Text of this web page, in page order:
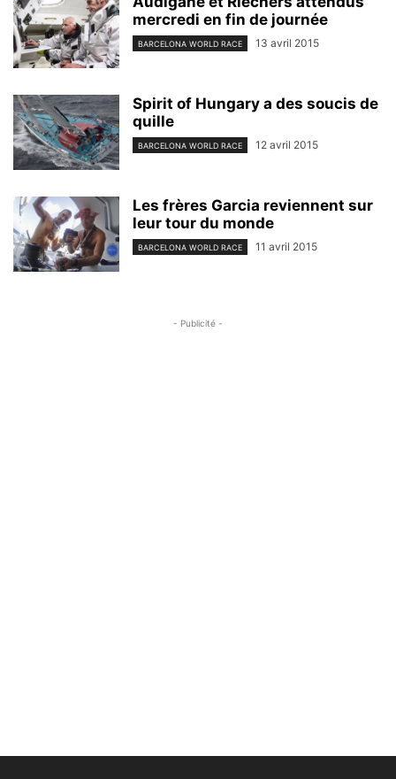
mercredi en fin de journée
BARCELONA WORLD RACE 13 avril 2015
Spirit of Hungary a des soucis de
quille
BARCELONA WORLD RACE 12 avril 2015
Les frères Garcia reviennent sur
leur tour du monde
BARCELONA WORLD RACE 11 avril 2015
- Publicité -